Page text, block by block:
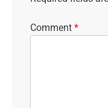
Comment *